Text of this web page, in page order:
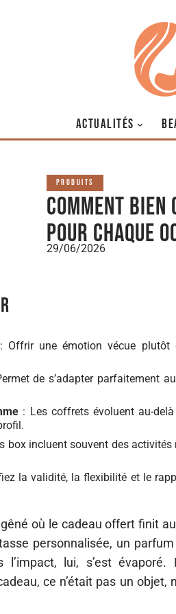
ACTUALITÉS
PRODUITS
Comment
pour chaque
29/06/2026
: Offrir une émotion vécue plutôt
de s’adapter parfaitement
: Les coffrets évoluent au-
box incluent souvent des
la validité, la flexibilité et le
où le cadeau offert finit
personnalisée, un
l’impact, lui, s’est
ce n’était pas un